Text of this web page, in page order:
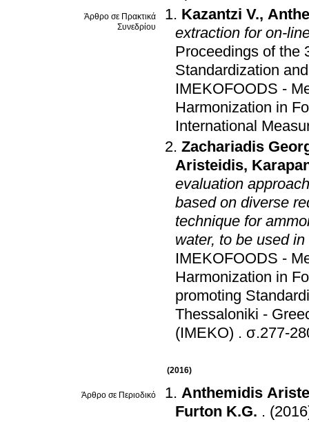
Άρθρο σε Πρακτικά
Συνεδρίου
Kazantzi V.,
extraction for on-
Proceedings of the
Standardization
IMEKOFOODS -
Harmonization in
International
Zachariadis
Aristeidis,
evaluation
based on diverse
technique for
water, to be used
IMEKOFOODS -
Harmonization in
promoting
Thessaloniki -
(IMEKO) . σ.277-
(2016)
Άρθρο σε Περιοδικό
Anthemidis
Furton K.G. .